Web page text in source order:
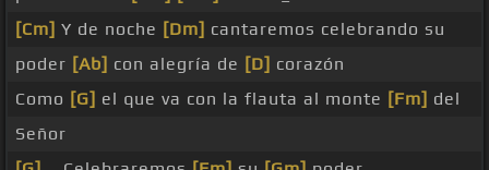
[Cm] Y de noche [Dm] cantaremos celebrando su
poder [Ab] con alegría de [D] corazón
Como [G] el que va con la flauta al monte [Fm] del
Señor